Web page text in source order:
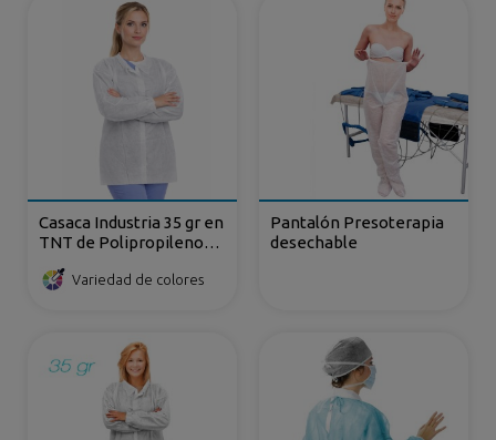
Casaca Industria 35 gr en
TNT de Polipropileno
Variedad de colores
Pantalón Presoterapia
desechable